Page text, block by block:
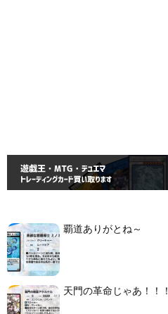
覇道ありがとね～
天門の革命じゃあ！！！